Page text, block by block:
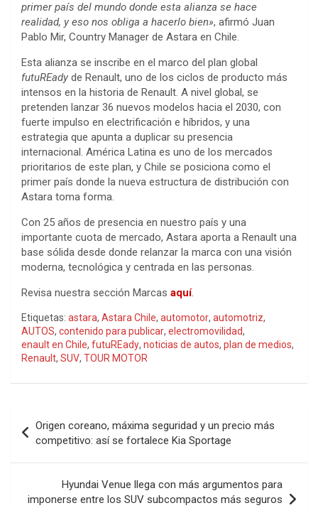
primer país del mundo donde esta alianza se hace
realidad, y eso nos obliga a hacerlo bien», afirmó Juan
Pablo Mir, Country Manager de Astara en Chile.
Esta alianza se inscribe en el marco del plan global
futuREady de Renault, uno de los ciclos de producto más
intensos en la historia de Renault. A nivel global, se
pretenden lanzar 36 nuevos modelos hacia el 2030, con
fuerte impulso en electrificación e híbridos, y una
estrategia que apunta a duplicar su presencia
internacional. América Latina es uno de los mercados
prioritarios de este plan, y Chile se posiciona como el
primer país donde la nueva estructura de distribución con
Astara toma forma.
Con 25 años de presencia en nuestro país y una
importante cuota de mercado, Astara aporta a Renault una
base sólida desde donde relanzar la marca con una visión
moderna, tecnológica y centrada en las personas.
Revisa nuestra sección Marcas aquí.
Etiquetas: astara, Astara Chile, automotor, automotriz,
AUTOS, contenido para publicar, electromovilidad,
enault en Chile, futuREady, noticias de autos, plan de medios,
Renault, SUV, TOUR MOTOR
de
entradas
Origen coreano, máxima seguridad y un precio más
competitivo: así se fortalece Kia Sportage
Hyundai Venue llega con más argumentos para
imponerse entre los SUV subcompactos más seguros